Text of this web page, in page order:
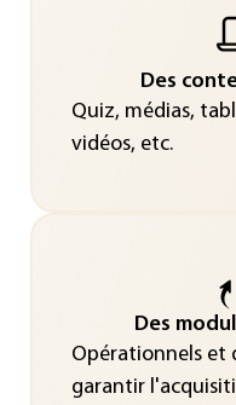
Des
Quiz, médias,
vidéos, etc.
Des
Opérationnels et
garantir